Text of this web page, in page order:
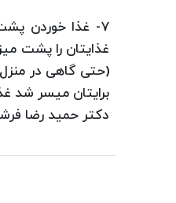
7- غذا خوردن
غذایتان را پشت
(حتی گاهی در منزل
برایتان میسر شد
دکتر حمید رضا